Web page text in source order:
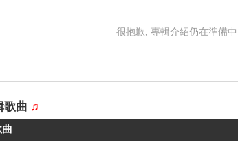
很抱歉, 專輯介紹仍在準備
歌曲 ♫
曲